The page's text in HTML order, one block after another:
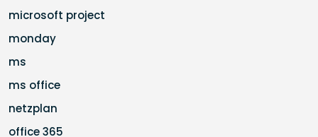
microsoft project
monday
ms
ms office
netzplan
office 365